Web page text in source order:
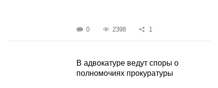
0 2398 1
В адвокатуре ведут споры о
полномочиях прокуратуры